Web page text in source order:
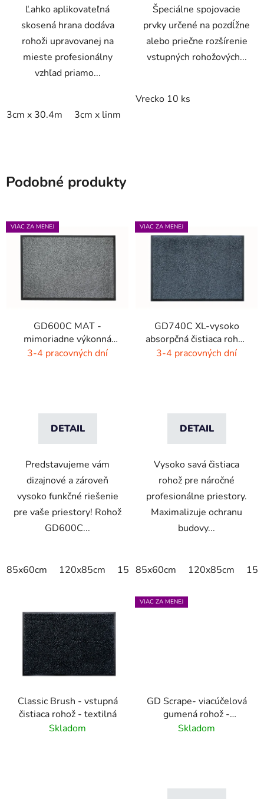
Ľahko aplikovateľná
skosená hrana dodáva
rohoži upravovanej na
mieste profesionálny
vzhľad priamo...
3cm x 30.4m 3cm x linm
Špeciálne spojovacie
prvky určené na pozdĺžne
alebo priečne rozšírenie
vstupných rohožových...
Vrecko 10 ks
Podobné produkty
VIAC ZA MENEJ
GD600C MAT -
mimoriadne výkonná
čistiaca rohož - 9 farieb
3-4 pracovných dní
DETAIL
Predstavujeme vám
dizajnové a zároveň
vysoko funkčné riešenie
pre vaše priestory! Rohož
GD600C...
85x60cm 120x85cm 150x85cm 175x115cm
VIAC ZA MENEJ
GD740C XL-vysoko
absorpčná čistiaca rohož
- 4 farby
3-4 pracovných dní
DETAIL
Vysoko savá čistiaca
rohož pre náročné
profesionálne priestory.
Maximalizuje ochranu
budovy...
85x60cm 120x85cm
Classic Brush - vstupná
čistiaca rohož - textilná
Skladom
VIAC ZA MENEJ
GD Scrape- viacúčelová
gumená rohož -
interiér/exteriér
Skladom